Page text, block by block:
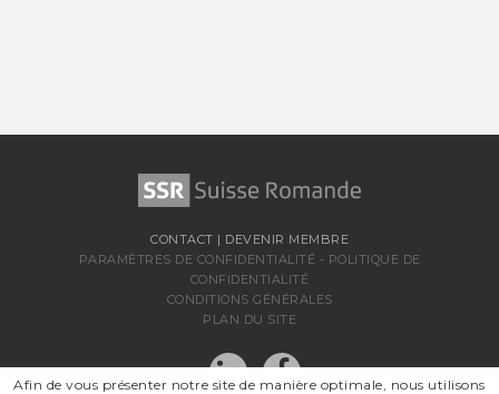
CONTACT | DEVENIR MEMBRE
PARAMÈTRES DE CONFIDENTIALITÉ - POLITIQUE DE
CONFIDENTIALITÉ
CONDITIONS GÉNÉRALES
PLAN DU SITE
Afin de vous présenter notre site de manière optimale, nous utilisons